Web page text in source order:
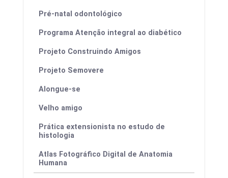
Pré-natal odontológico
Programa Atenção integral ao diabético
Projeto Construindo Amigos
Projeto Semovere
Alongue-se
Velho amigo
Prática extensionista no estudo de
histologia
Atlas Fotográfico Digital de Anatomia
Humana